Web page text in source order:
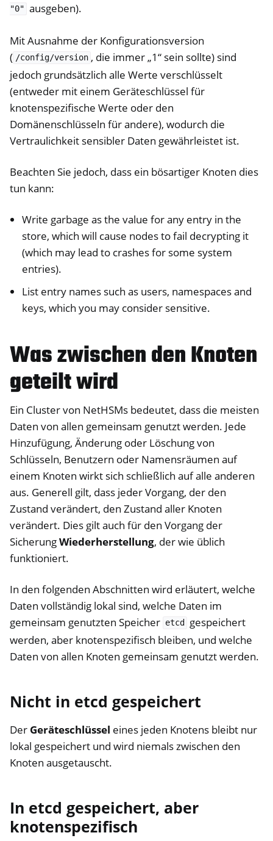
"0" ausgeben).
Mit Ausnahme der Konfigurationsversion
( /config/version , die immer „1“ sein sollte) sind
jedoch grundsätzlich alle Werte verschlüsselt
(entweder mit einem Geräteschlüssel für
knotenspezifische Werte oder den
Domänenschlüsseln für andere), wodurch die
Vertraulichkeit sensibler Daten gewährleistet ist.
Beachten Sie jedoch, dass ein bösartiger Knoten dies
tun kann:
Write garbage as the value for any entry in the
store, which will cause nodes to fail decrypting it
(which may lead to crashes for some system
entries).
List entry names such as users, namespaces and
keys, which you may consider sensitive.
Was zwischen den Knoten
geteilt wird
Ein Cluster von NetHSMs bedeutet, dass die meisten
Daten von allen gemeinsam genutzt werden. Jede
Hinzufügung, Änderung oder Löschung von
Schlüsseln, Benutzern oder Namensräumen auf
einem Knoten wirkt sich schließlich auf alle anderen
aus. Generell gilt, dass jeder Vorgang, der den
Zustand verändert, den Zustand aller Knoten
verändert. Dies gilt auch für den Vorgang der
SicherungWiederherstellung, der wie üblich
funktioniert.
In den folgenden Abschnitten wird erläutert, welche
Daten vollständig lokal sind, welche Daten im
gemeinsam genutzten Speicher etcd
gespeichert
werden, aber knotenspezifisch bleiben, und welche
Daten von allen Knoten gemeinsam genutzt werden.
Nicht in etcd gespeichert
Der Geräteschlüssel eines jeden Knotens bleibt nur
lokal gespeichert und wird niemals zwischen den
Knoten ausgetauscht.
In etcd gespeichert, aber
knotenspezifisch